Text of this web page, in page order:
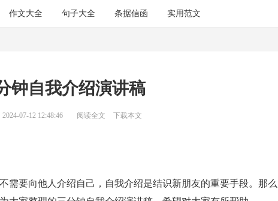
作文大全 句子大全 条据信函 实用范文
钟自我介绍演讲稿
07-12 12:48:46 阅读全文 下载本文
需要向他人介绍自己，自我介绍是结识新朋友的重要手段。那么